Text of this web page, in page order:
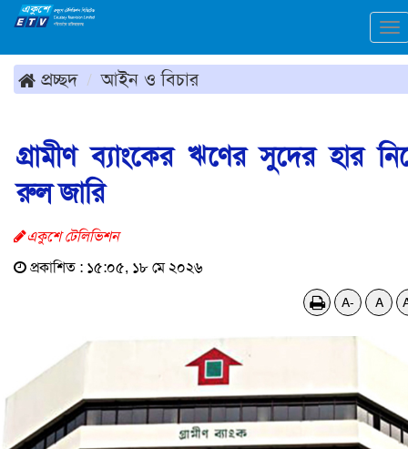
প্রচ্ছদ আইন ও বিচার
গ্রামীণ ব্যাংকের ঋণের সুদের হার
রুল জারি
একুশে টেলিভিশন
প্রকাশিত : ১৫:০৫, ১৮ মে ২০২৬
A- A